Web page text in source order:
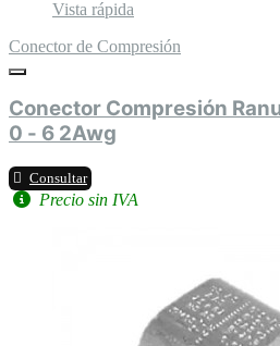
Vista rápida
Conector de Compresión
Conector Compresión
0 - 6 2Awg
Consultar
Precio sin IVA